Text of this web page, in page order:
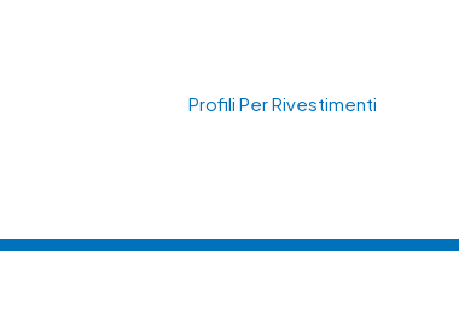
Profili Per Rivestimenti